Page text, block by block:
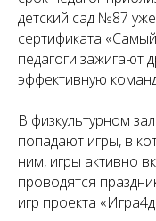
детский сад №87
сертификата
педагоги зажигают
эффективную
В физкультурном
попадают игры, в
ним, игры активно
проводятся
игр проекта